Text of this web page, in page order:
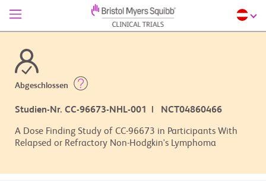
Abgeschlossen
Studien-Nr. CC-96673-NHL-001 | NCT04860466
A Dose Finding Study of CC-96673 in Participants With
Relapsed or Refractory Non-Hodgkin's Lymphoma